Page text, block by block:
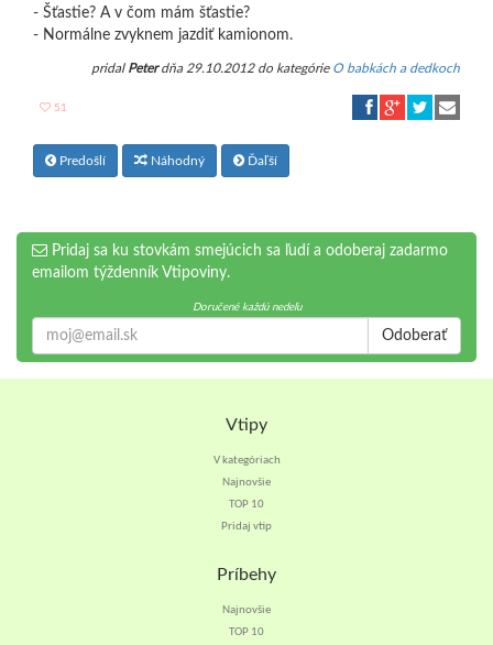
- Šťastie? A v čom mám šťastie?
- Normálne zvyknem jazdiť kamionom.
pridal Peterdňa 29.10.2012 do kategórie O babkách a dedkoch
51
Predošlí Náhodný Ďaľší
Pridaj sa ku stovkám smejúcich sa ľudí a odoberaj zadarmo
emailom týždenník Vtipoviny.
Doručené každú nedeľu
Odoberať
Vtipy
V kategóriach
Najnovšie
TOP 10
Pridaj vtip
Príbehy
Najnovšie
TOP 10